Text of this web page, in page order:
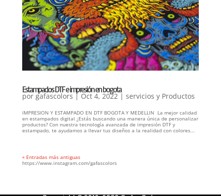
Estampados DTF e impresión en bogota
por gafascolors | Oct 4, 2022| servicios y Productos
IMPRESION Y ESTAMPADO EN DTF BOGOTA Y MEDELLIN La mejor calidad
en estampados digital ¿Estás buscando una manera única de personalizar
productos? Con nuestra tecnología avanzada de impresión DTF y
estampado, te ayudamos a llevar tus diseños a la realidad con colores...
« Entradas más antiguas
https://www.instagram.com/gafascolors